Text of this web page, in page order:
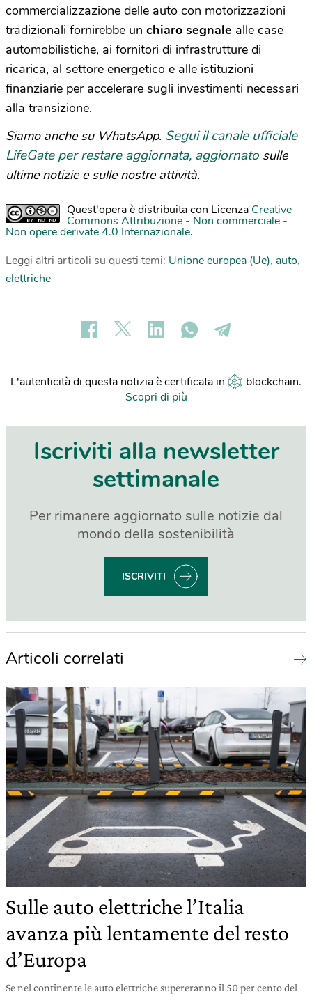
commercializzazione delle auto con motorizzazioni
tradizionali fornirebbe un chiaro segnale alle case
automobilistiche, ai fornitori di infrastrutture di
ricarica, al settore energetico e alle istituzioni
finanziarie per accelerare sugli investimenti necessari
alla transizione.
Siamo anche su WhatsApp. Segui il canale ufficiale
LifeGate per restare aggiornata, aggiornato sulle
ultime notizie e sulle nostre attività.
Quest'opera è distribuita con Licenza Creative
Commons Attribuzione - Non commerciale -
Non opere derivate 4.0 Internazionale.
Leggi altri articoli su questi temi: Unione europea (Ue), auto,
elettriche
L'autenticità di questa notizia è certificata in blockchain.
Scopri di più
Iscriviti alla newsletter
settimanale
Per rimanere aggiornato sulle notizie dal
mondo della sostenibilità
ISCRIVITI
Articoli correlati
Sulle auto elettriche l’Italia
avanza più lentamente del resto
d’Europa
Se nel continente le auto elettriche supereranno il 50 per cento del